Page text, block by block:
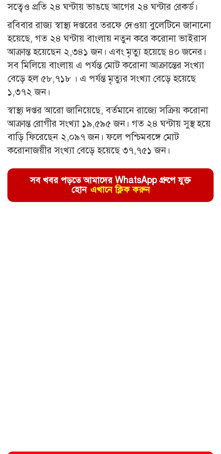
সত্বেও প্রতি ২৪ ঘন্টায় ভাঙছে আগের ২৪ ঘন্টার রেকর্ড।
রবিবার রাজ্য স্বাস্থ্য দপ্তরের তরফে দেওয়া বুলেটিনে জানানো
হয়েছে, গত ২৪ ঘন্টায় বাংলায় নতুন করে করোনা ভাইরাস
আক্রান্ত হয়েছেন ২,৩৪১ জন। এবং মৃত্যু হয়েছে ৪০ জনের।
সব মিলিয়ে বাংলায় এ পর্যন্ত মোট করোনা আক্রান্তের সংখ্যা
বেড়ে হল ৫৮,৭১৮ । এ পর্যন্ত মৃত্যুর সংখ্যা বেড়ে হয়েছে
১,৩৭২ জন।
স্বাস্থ্য দপ্তর আরো জানিয়েছে, বর্তমানে রাজ্যে সক্রিয় করোনা
আক্রান্ত রোগীর সংখ্যা ১৯,৫৯৫ জন। গত ২৪ ঘন্টায় সুস্থ হয়ে
বাড়ি ফিরেছেন ২,০৯৭ জন। ফলে পশ্চিমবঙ্গে মোট
করোনাজয়ীর সংখ্যা বেড়ে হয়েছে ৩৭,৭৫১ জন।
সব খবর পড়তে আমাদের WhatsApp গ্রুপে যুক্ত
হোন এখানে ক্লিক করুন